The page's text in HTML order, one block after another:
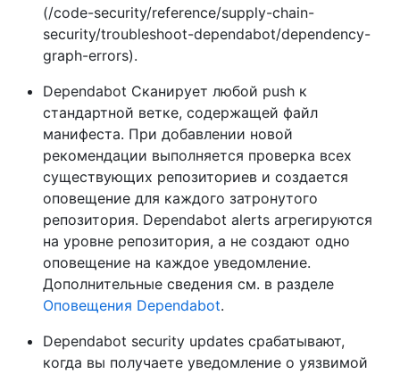
(/code-security/reference/supply-chain-
security/troubleshoot-dependabot/dependency-
graph-errors).
Dependabot Сканирует любой push к
стандартной ветке, содержащей файл
манифеста. При добавлении новой
рекомендации выполняется проверка всех
существующих репозиториев и создается
оповещение для каждого затронутого
репозитория. Dependabot alerts агрегируются
на уровне репозитория, а не создают одно
оповещение на каждое уведомление.
Дополнительные сведения см. в разделе
Оповещения Dependabot.
Dependabot security updates срабатывают,
когда вы получаете уведомление о уязвимой